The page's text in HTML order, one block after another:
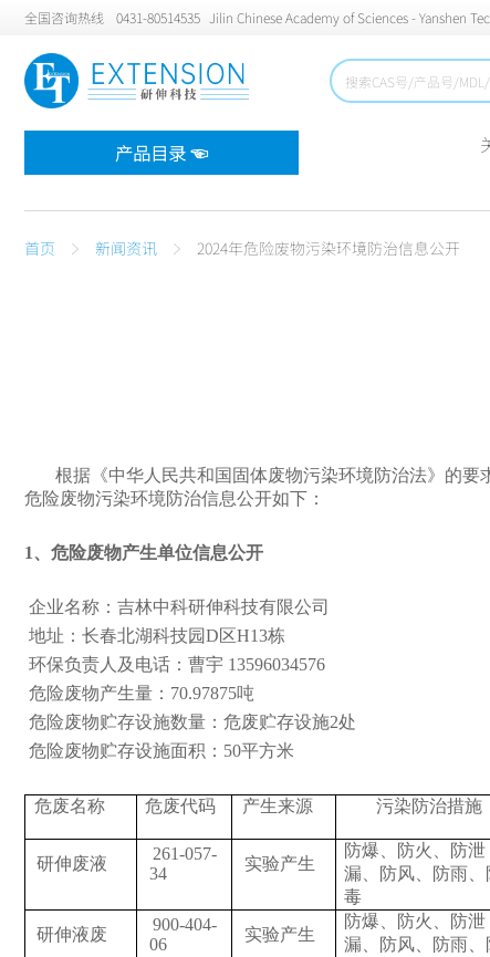
全国咨询热线 0431-80514535 Jilin Chinese Academy of Sciences - Yanshen
产品目录 ☜
首页 新闻资讯 2024年危险废物污染环境防治信息公开
根据《中华人民共和国固体废物污染环境防治法》的
危险废物污染环境防治信息公开如下：
1、危险废物产生单位信息公开
企业名称：吉林中科研伸科技有限公司
地址：长春北湖科技园D区H13栋
环保负责人及电话：曹宇 13596034576
危险废物产生量：70.97875吨
危险废物贮存设施数量：危废贮存设施2处
危险废物贮存设施面积：50平方米
危废名称 危废代码 产生来源 污染防治措施
研伸废液
261-057-
34
实验产生
防爆、防火、防泄
漏、防风、防雨、
毒
研伸液废
900-404-
06
实验产生
防爆、防火、防泄
漏、防风、防雨、